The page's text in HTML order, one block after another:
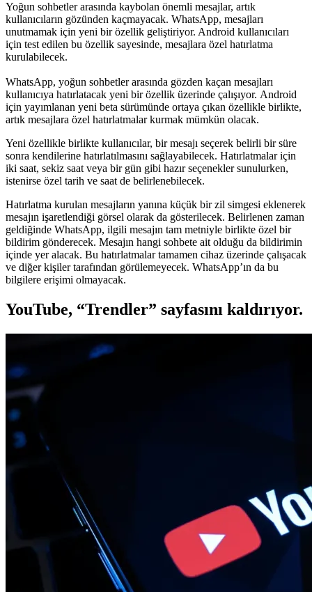
Yoğun sohbetler arasında kaybolan önemli mesajlar, artık
kullanıcıların gözünden kaçmayacak. WhatsApp, mesajları
unutmamak için yeni bir özellik geliştiriyor. Android kullanıcıları
için test edilen bu özellik sayesinde, mesajlara özel hatırlatma
kurulabilecek.
WhatsApp, yoğun sohbetler arasında gözden kaçan mesajları
kullanıcıya hatırlatacak yeni bir özellik üzerinde çalışıyor. Android
için yayımlanan yeni beta sürümünde ortaya çıkan özellikle birlikte,
artık mesajlara özel hatırlatmalar kurmak mümkün olacak.
Yeni özellikle birlikte kullanıcılar, bir mesajı seçerek belirli bir süre
sonra kendilerine hatırlatılmasını sağlayabilecek. Hatırlatmalar için
iki saat, sekiz saat veya bir gün gibi hazır seçenekler sunulurken,
istenirse özel tarih ve saat de belirlenebilecek.
Hatırlatma kurulan mesajların yanına küçük bir zil simgesi eklenerek
mesajın işaretlendiği görsel olarak da gösterilecek. Belirlenen zaman
geldiğinde WhatsApp, ilgili mesajın tam metniyle birlikte özel bir
bildirim gönderecek. Mesajın hangi sohbete ait olduğu da bildirimin
içinde yer alacak. Bu hatırlatmalar tamamen cihaz üzerinde çalışacak
ve diğer kişiler tarafından görülemeyecek. WhatsApp’ın da bu
bilgilere erişimi olmayacak.
YouTube, “Trendler” sayfasını kaldırıyor.